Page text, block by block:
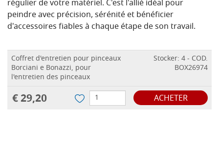
régulier de votre matériel. C'est l'allié idéal pour
peindre avec précision, sérénité et bénéficier
d'accessoires fiables à chaque étape de son travail.
Coffret d'entretien pour pinceaux
Borciani e Bonazzi, pour
l'entretien des pinceaux
Stocker: 4 - COD.
BOX26974
€ 29,20 ACHETER